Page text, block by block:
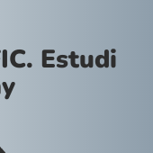
Estudi